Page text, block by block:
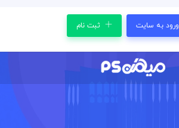
ورود به سایت ثبت نام